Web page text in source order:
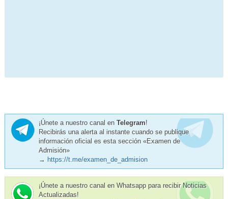
¡Únete a nuestro canal en Telegram!
Recibirás una alerta al instante cuando se publique
información oficial es esta sección «Examen de
Admisión»
→ https://t.me/examen_de_admision
¡Únete a nuestro canal en Whatsapp para recibir Noticias
Actualizadas!